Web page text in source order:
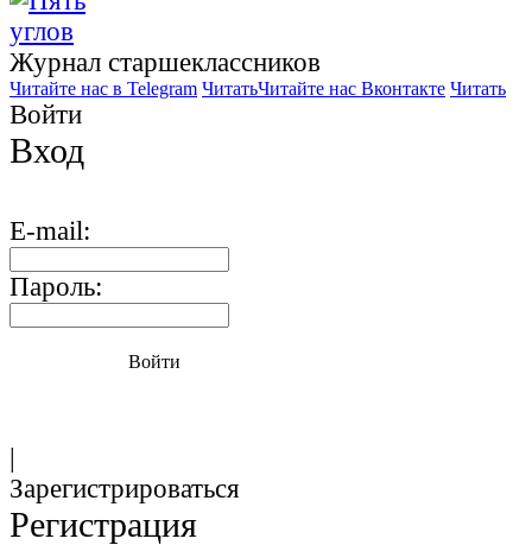
Журнал старшекласcников
Читайте нас в Telegram ЧитатьЧитайте нас Вконтакте Читать
Войти
Вход
E-mail:
Пароль:
Войти
|
Зарегистрироваться
Регистрация